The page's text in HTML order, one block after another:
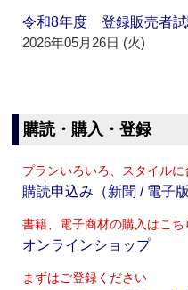
令和8年度 登録販売者
2026年05月26日 (火)
購読・購入・登録
プランいろいろ、スタイルに
購読申込み（新聞 / 電子版
書籍、電子商材の購入はこち
オンラインショップ
まずはご登録ください